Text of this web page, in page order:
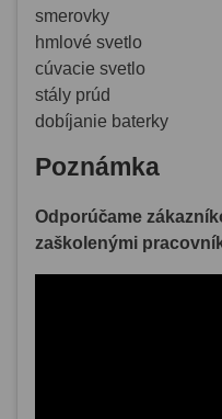
smerovky
hmlové svetlo
cúvacie svetlo
stály prúd
dobíjanie baterky
Poznámka
Odporúčame
zaškolenými